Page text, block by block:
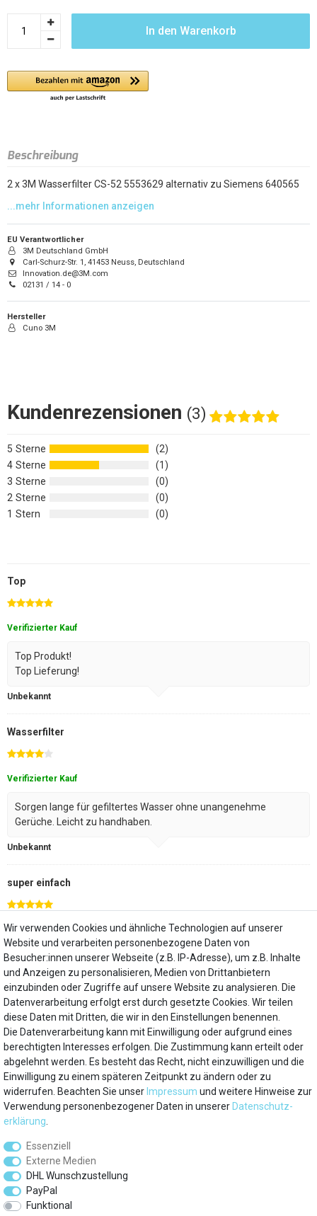
In den Warenkorb
Beschreibung
2 x 3M Wasserfilter CS-52 5553629 alternativ zu Siemens 640565
EU Verantwortlicher
3M Deutschland GmbH
Carl-Schurz-Str. 1, 41453 Neuss, Deutschland
Innovation.de@3M.com
02131 / 14 - 0
Hersteller
Cuno 3M
Kundenrezensionen (3)
5
2
4
1
3
0
2
0
1
0
Top
Verifizierter Kauf
Top Produkt!
Top Lieferung!
Unbekannt
Wasserfilter
Verifizierter Kauf
Sorgen lange für gefiltertes Wasser ohne unangenehme
Gerüche. Leicht zu handhaben.
Unbekannt
super einfach
super einfach
Birgit O. Antworten anzeigen (1)
Mein Konto
Über uns
Besuchen Sie auch
Service
Marken
Wir verwenden Cookies und ähnliche Technologien auf unserer
Website und verarbeiten personenbezogene Daten von
Besucher:innen unserer Webseite (z.B. IP-Adresse), um z.B. Inhalte
und Anzeigen zu personalisieren, Medien von Drittanbietern
einzubinden oder Zugriffe auf unsere Website zu analysieren. Die
Datenverarbeitung erfolgt erst durch gesetzte Cookies. Wir teilen
diese Daten mit Dritten, die wir in den Einstellungen benennen.
Die Datenverarbeitung kann mit Einwilligung oder aufgrund eines
berechtigten Interesses erfolgen. Die Zustimmung kann erteilt oder
abgelehnt werden. Es besteht das Recht, nicht einzuwilligen und die
Einwilligung zu einem späteren Zeitpunkt zu ändern oder zu
widerrufen. Beachten Sie unser Impressum und weitere Hinweise zur
Verwendung personenbezogener Daten in unserer Daten­schutz­
erklärung
Essenziell
Externe Medien
DHL Wunschzustellung
PayPal
Funktional